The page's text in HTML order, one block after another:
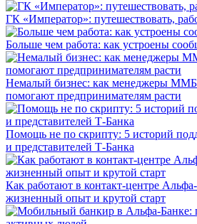
ГК «Император»: путешествовать,
Больше чем работа: как устроены
Немалый бизнес: как менеджеры
помогают предпринимателям расти
Помощь не по скрипту: 5 историй
и представителей Т-Банка
Как работают в контакт-центре
жизненный опыт и крутой старт